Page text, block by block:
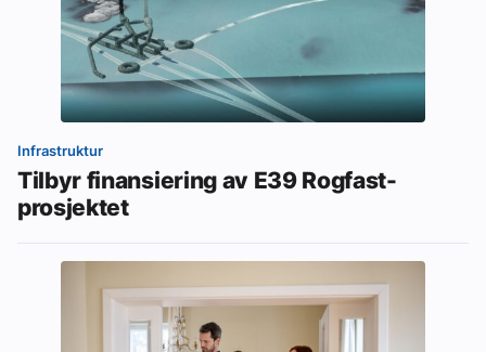
Infrastruktur
Tilbyr finansiering av E39 Rogfast-
prosjektet